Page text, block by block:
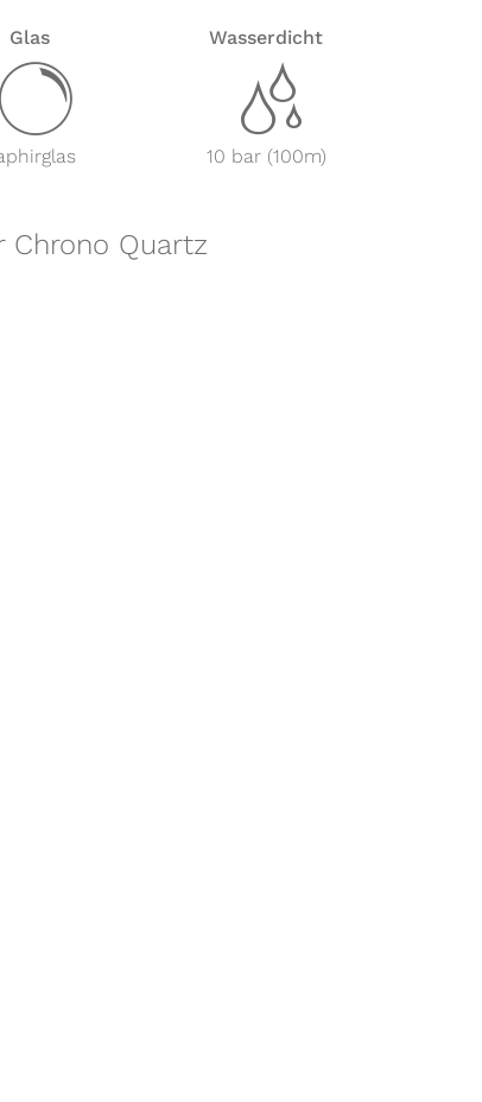
Glas
y
Wasserdicht
z
10 bar (100m)
Quartz